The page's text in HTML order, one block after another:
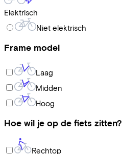
Elektrisch
Niet elektrisch
Frame model
Laag
Midden
Hoog
Hoe wil je op de fiets zitten?
Rechtop